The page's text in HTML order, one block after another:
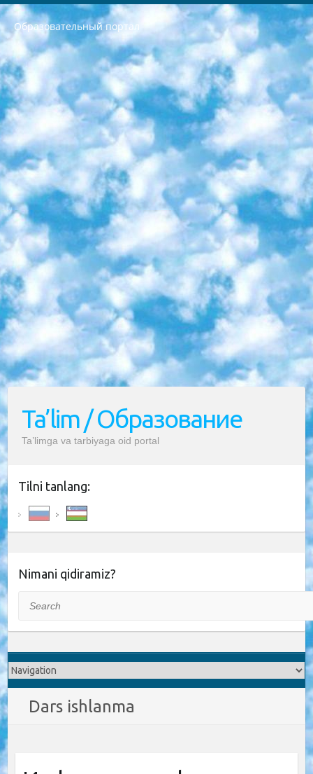
Образовательный портал
РЕСПУБЛИКА УЗБЕКИСТАН МИНИСТРЕРСТВО ДОШКОЛЬНОГО И ШКОЛЬНОГО ОБРАЗОВАНИЯ КОМАНДА в общеобразовательных учреждениях в 2023-2024 учебном году организация и проведение итоговой государственной аттестации обучающихся о Министра дошкольного и школьного образования Республики Узбекистан от 4 марта 2008 года (постановлением Минюста от 20 марта 2008 года № 1778 государственной регистрации) «Итоговое состояние учащихся общего среднего образования на основании положения об утверждении положения об аттестации общего среднего образования выпускной экзамен студентов в образовательных учреждениях в 2023-2024 учебном году В целях организации и прохождения аттестации приказываю: 1. Следующее: перечень предметов, по которым будет проводиться итоговая государственная аттестация и экзамен формы перевода согласно приложению 1; сертификаты международного образца, оценивающие уровень владения иностранными языками перечень согласно приложению 2; 2. Педагогический при специализированных образовательных учреждениях. научно-практический центр квалификации и международной оценки (Д.Давидова) 2024 г. До 25 марта: задания по предметам, по которым будет проводиться итоговая аттестация разработка и утверждение технических условий; итоговая аттестация на основании разработанного предметного задания разработка вопросов по предметам (устно и письменно), экзамен передача; общеобразовательные средние школы и специальные учебные заведения учащиеся выпускных классов школ и интернатов в агентской системе подготовка базы данных экзаменационных материалов и критериев оценки; перевод базы экзаменационных материалов на все языки обучения подать в Республиканский образовательный центр для изготовления; варианты экзаменов на основе разработанных контрольных материалов пусть будут поставлены задачи формирования. 3. Республиканский образовательный центр (Ш.Худайкулов) до 5 апреля 2024 года. до: база данных предоставленных экзаменационных материалов на все языки обучения перевод и экспертиза; для слепых, слабовидящих, глухих, слабослышащих и умственно отсталых детей учащиеся выпускных классов специализированных школ и школ-интернатов база данных экзаменационных материалов на всех преподаваемых языках подготовка критериев оценки; специализированные школы для умственно отсталых детей и технологии для учащихся выпускных классов школ-интернатов разработка соответствующих рекомендаций и критериев проведения ЕГЭ по естествознанию давать задания. 4. Педагогический при специализированных образовательных учреждениях. Научно-практический центр навыков и международной оценки (Д.Давидова), Республика образовательный центр (Худайкулов Ш.) итоговый государственный аттестационный экзамен ориентирован на творческое и логическое мышление при подготовке базы материалов учитывать введение заданий. 5. Следует отметить, что: сертификат государственного образца о знании общеобразовательного предмета и как минимум национальный уровень B1 по предметам на иностранных языках, указанным в Приложении 2. или международно признанный сертификат эквивалентного уровня студенты, изучающие определенный предмет, освобождаются от экзамена; по соответствующим предметам запланирована итоговая государственная аттестация за день до дня, путем жеребьевки Рабочей группой (в письменной форме по предметам, проводимым в форме) из числа сформированных вариантов выбрано 2 варианта; 2 выбранных варианта экзамена анонсированы на официальном сайте министерства и все выпускники по всей стране на основе этих вариантов проводит итоговую государственную аттестацию. 6. Государственное образование учащихся средних общеобразовательных учреждений. знания в соответствии с квалификационными требованиями, которые необходимо приобрести на основании стандартов итоговый (выпускной) контроль для 9 и 11 классов в целях тестирования Экзамены (далее – экзамены) состоят из предметов, перечисленных в приложении 1. будет сделано. 7. Экзамены пройдут с 26 мая по 15 июня 2024 г. (кроме науки физического воспитания). 8. Физическая для учащихся 9 классов общесредних образовательных учреждений. Экзамены по предмету «Образование, квалификация медицина» 1-6 мая 2024 года. сотрудники перевести под присмотр (с отклонениями в физическом или умственном развитии) специализированная школа для детей, школы-интернаты и со сколиозом школы-интернаты санаторного типа для больных детей исключены). 9. Он был слепым, слабовидящим и имел нарушения опорно-двигательного аппарата. экзамены в специализированных школах и интернатах для детей должны проводиться исходя из требований, предъявляемых к общеобразовательным учреждениям (физкультура кроме науки). 10. Специализированная школа для глухих и слабослышащих детей. и экзамены в интернатах и быть реализован в виде письменного теста по математике. 11. Специальность для умственно отсталых детей. Для 9 класса Родной язык и литературное письмо Государственный язык (язык обучения – узбекский). для неклассов) написано Математическое письмо Письменная/устная история Узбекистана Физическое воспитание практично Итоговый контроль Для 11 класса Написание родного языка и литературы (эссе) Математическое письмо Узбекский язык (обучение на узбекском языке) не посещающее общее среднее образование для учреждений)/Образовательное учреждение выбор письменный и устный Иностранный язык письменный/устный Письменная/устная история Узбекистана *По выбору студента:  Химия  Физика  Основы государственного права  География 10 бесплатных образовательных ресурсов - Мы составили подборку онлайн-проектов с интерактивными упражнениями, видеолекциями и статьями. Они помогут вам обрести новые и освежить старые знания бесплатно. 1. «ИНТУИТ» Старейшая образовательная площадка Рунета. Здесь вы найдёте сотни текстовых и видеокурсов на десятки различных тем — от программирования до психологии. Многие курсы подготовлены российскими университетами и крупными международными компаниями вроде Intel и Microsoft. Самостоятельное обучение бесплатное, но желающие могут оплатить услуги персональных наставников. 2. «Смартия» знакомит с актуальными профессиями и подсказывает, как им обучаться. Выбрав заинтересовавшую вас специальность — SMM-специалист, фотограф, веб-дизайнер или другую, — увидите список необходимых для неё умений. Чтобы вы могли освоить их самостоятельно, для каждого умения площадка отображает подборку ссылок на учебные материалы. Хотя «Смартия» ориентируется на русскоязычную аудиторию, часть контента всё же доступна только на английском. 3. «Лекторий Физтеха» Проект Московского физико-технического института (Физтеха). С его помощью вы можете смотреть онлайн серии лекций, записанные на видео в этом вузе. В числе доступных предметов — физика, биология, химия, информационные технологии и другие. К некоторым лекциям администрация ресурса прилагает готовые конспекты, которые можно скачивать в PDF-формате. 4. ITMOcourses Онлайн-площадка Санкт-Петербургского национального исследовательского университета информационных технологий, механики и оптики (ИТМО). Ресурс предоставляет свободный доступ к курсам, разработанным в этом вузе. Каталог материалов разбит на четыре категории: «Оптические системы и технологии», «Приборостроение и робототехника», «Информационные технологии» и «Биотехнологии». Курсы состоят из видеолекций, интерактивных демонстраций и заданий. 5. «КиберЛенинка» Электронная научная библиотека открытого доступа. Каталог площадки регулярно обрастает текстами статей из различных научных изданий. Сгруппированные по журналам и рубрикам публикации можно читать онлайн или скачивать целиком в PDF-формате. Проект нацелен на популяризацию науки за счёт открытого доступа к качественной информации. 6. «ПостНаука» На этом ресурсе публикуют подборки видеолекций, составленные экспертами из разных отраслей и объединённые общими темами. Среди них, к примеру, есть серии «Биоинформатика и геномика», «Культура средневековой Скандинавии» и Cinema Studies о теории кино. Каждая подборка лекций — логически связанная история, рассказанная экспертом от первого лица. Кроме того, на сайте появляются научно-образовательные статьи и тесты на разные темы. 7. «Newочём» Команда проекта «Newочём» отбирает самые интересные тексты из англоязычных СМИ и переводит те из них, за которые голосуют участники сообщества «ВКонтакте». По большей части это научно-популярные статьи. Редакторы придумывают лишь заголовки, в остальном содержание переводов соответствует оригиналам. Полные тексты можно читать прямо в социальной сети. 8. InternetUrok Онлайн-база материалов по основным дисциплинам школьной программы. Информация на сайте структурирована по классам, предметам и темам (урокам). Каждый урок состоит из видеолекций и конспектов. Есть также интерактивные тренажёры и тесты для закрепления пройденного материала. Даже если вы давно окончили школу, возможность повторить программу старших классов всегда может пригодиться. 9. Edutainme Ещё один ресурс об образовании. В отличие от Newtonew, как мне кажется, Edutainme больше ориентируется на представителей индустрии: педагогов, предпринимателей, разработчиков образовательных проектов. Но и любой, кто просто стремится к саморазвитию, найдёт на сайте много полезного и интересного для себя. Например, информацию о новых курсах и образовательных сервисах. 10. Newtonew Онлайн-медиа об образовании и обучении в широком смысле. Авторы Newtonew пишут об инструментах, заведениях, тактиках и стратегиях, которые помогают учить других и получать новые знания самостоятельно. На этой площадке вы найдёте новости, обзоры, аналитические мат
Ta’lim / Образование
Ta’limga va tarbiyaga oid portal
Tilni tanlang:
Nimani qidiramiz?
Dars ishlanma